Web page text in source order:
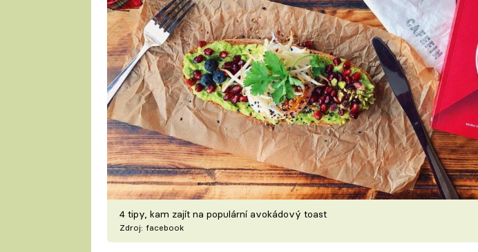
4 tipy, kam zajít na populární avokádový toast
Zdroj: facebook